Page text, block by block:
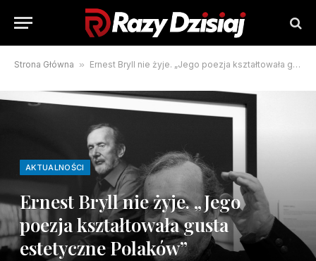
Strona Główna » Ernest Bryll nie żyje. „Jego poezja kształtowała gusta estetyczne Polaków”
AKTUALNOŚCI
Ernest Bryll nie żyje. „Jego
poezja kształtowała gusta
estetyczne Polaków”